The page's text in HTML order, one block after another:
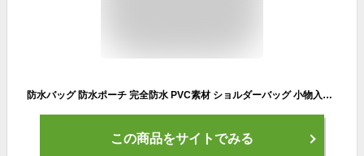
防水バッグ 防水ポーチ 完全防水 PVC素材 ショルダーバッグ 小物入れ 防水ケース 海水浴 プール 釣り バイク アウトドア 軽量 防水ウエストポーチ バッグ
この商品をサイトでみる